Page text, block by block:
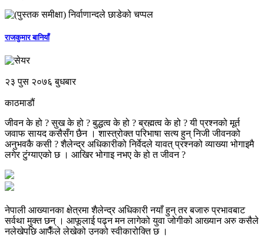
राजकुमार बानियाँ
२३ पुस २०७६ बुधबार
काठमाडौं
जीवन के हो ? सुख के हो ? बुद्धत्व के हो ? ब्रह्मत्व के हो ? यी प्रश्नको मूर्त
जवाफ सायद कसैसँग छैन । शास्त्रोक्त परिभाषा सत्य हुन् निजी जीवनको
अनुभवकै कसी ? शैलेन्द्र अधिकारीको निर्वेदले यावत् प्रश्नको व्याख्या भोगाइमै
लगेर टुंग्याएको छ । आखिर भोगाइ नभए के हो त जीवन ?
नेपाली आख्यानका क्षेत्रमा शैलेन्द्र अधिकारी नयाँ हुन् तर बजारु प्रभावबाट
सर्वथा मुक्त छन् । आफूलाई पढ्न मन लागेको युवा जोगीको आख्यान अरु कसैले
नलेखेपछि आफैँले लेखेको उनको स्वीकारोक्ति छ ।